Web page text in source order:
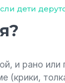
дети
и рано
(крики,